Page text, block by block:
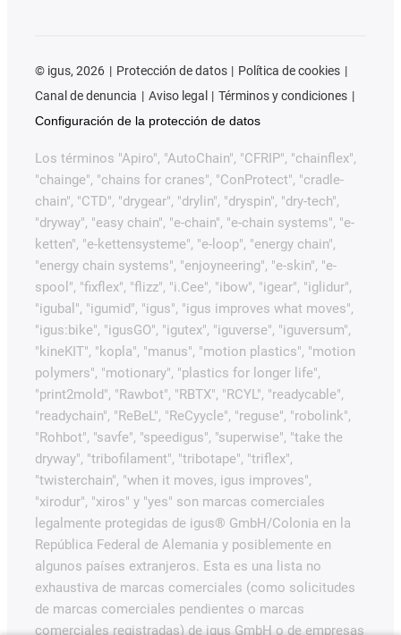
© igus, 2026 Protección de datos
Política de cookies
Canal de denuncia
Aviso legal
Términos y condiciones
Configuración de la protección de datos
Los términos "Apiro", "AutoChain", "CFRIP", "chainflex",
"chainge", "chains for cranes", "ConProtect", "cradle-
chain", "CTD", "drygear", "drylin", "dryspin", "dry-tech",
"dryway", "easy chain", "e-chain", "e-chain systems", "e-
ketten", "e-kettensysteme", "e-loop", "energy chain",
"energy chain systems", "enjoyneering", "e-skin", "e-
spool", "fixflex", "flizz", "i.Cee", "ibow", "igear", "iglidur",
"igubal", "igumid", "igus", "igus improves what moves",
"igus:bike", "igusGO", "igutex", "iguverse", "iguversum",
"kineKIT", "kopla", "manus", "motion plastics", "motion
polymers", "motionary", "plastics for longer life",
"print2mold", "Rawbot", "RBTX", "RCYL", "readycable",
"readychain", "ReBeL", "ReCyycle", "reguse", "robolink",
"Rohbot", "savfe", "speedigus", "superwise", "take the
dryway", "tribofilament", "tribotape", "triflex",
"twisterchain", "when it moves, igus improves",
"xirodur", "xiros" y "yes" son marcas comerciales
legalmente protegidas de igus® GmbH/Colonia en la
República Federal de Alemania y posiblemente en
algunos países extranjeros. Esta es una lista no
exhaustiva de marcas comerciales (como solicitudes
de marcas comerciales pendientes o marcas
comerciales registradas) de igus GmbH o de empresas